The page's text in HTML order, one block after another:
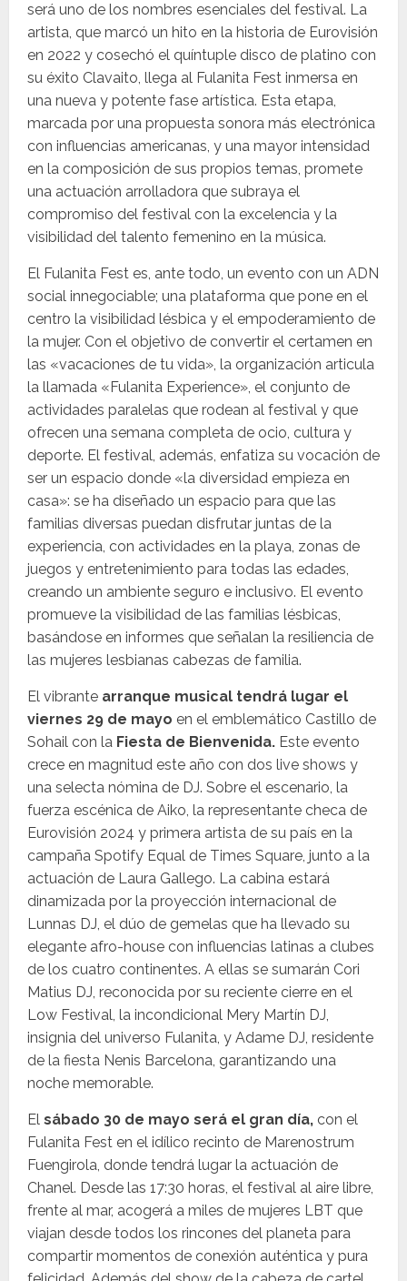
será uno de los nombres esenciales del festival. La
artista, que marcó un hito en la historia de Eurovisión
en 2022 y cosechó el quíntuple disco de platino con
su éxito Clavaito, llega al Fulanita Fest inmersa en
una nueva y potente fase artística. Esta etapa,
marcada por una propuesta sonora más electrónica
con influencias americanas, y una mayor intensidad
en la composición de sus propios temas, promete
una actuación arrolladora que subraya el
compromiso del festival con la excelencia y la
visibilidad del talento femenino en la música.
El Fulanita Fest es, ante todo, un evento con un ADN
social innegociable; una plataforma que pone en el
centro la visibilidad lésbica y el empoderamiento de
la mujer. Con el objetivo de convertir el certamen en
las «vacaciones de tu vida», la organización articula
la llamada «Fulanita Experience», el conjunto de
actividades paralelas que rodean al festival y que
ofrecen una semana completa de ocio, cultura y
deporte. El festival, además, enfatiza su vocación de
ser un espacio donde «la diversidad empieza en
casa»: se ha diseñado un espacio para que las
familias diversas puedan disfrutar juntas de la
experiencia, con actividades en la playa, zonas de
juegos y entretenimiento para todas las edades,
creando un ambiente seguro e inclusivo. El evento
promueve la visibilidad de las familias lésbicas,
basándose en informes que señalan la resiliencia de
las mujeres lesbianas cabezas de familia.
El vibrante arranque musical tendrá lugar el
viernes 29 de mayo en el emblemático Castillo de
Sohail con la Fiesta de Bienvenida. Este evento
crece en magnitud este año con dos live shows y
una selecta nómina de DJ. Sobre el escenario, la
fuerza escénica de Aiko, la representante checa de
Eurovisión 2024 y primera artista de su país en la
campaña Spotify Equal de Times Square, junto a la
actuación de Laura Gallego. La cabina estará
dinamizada por la proyección internacional de
Lunnas DJ, el dúo de gemelas que ha llevado su
elegante afro-house con influencias latinas a clubes
de los cuatro continentes. A ellas se sumarán Cori
Matius DJ, reconocida por su reciente cierre en el
Low Festival, la incondicional Mery Martín DJ,
insignia del universo Fulanita, y Adame DJ, residente
de la fiesta Nenis Barcelona, garantizando una
noche memorable.
El sábado 30 de mayo será el gran día, con el
Fulanita Fest en el idílico recinto de Marenostrum
Fuengirola, donde tendrá lugar la actuación de
Chanel. Desde las 17:30 horas, el festival al aire libre,
frente al mar, acogerá a miles de mujeres LBT que
viajan desde todos los rincones del planeta para
compartir momentos de conexión auténtica y pura